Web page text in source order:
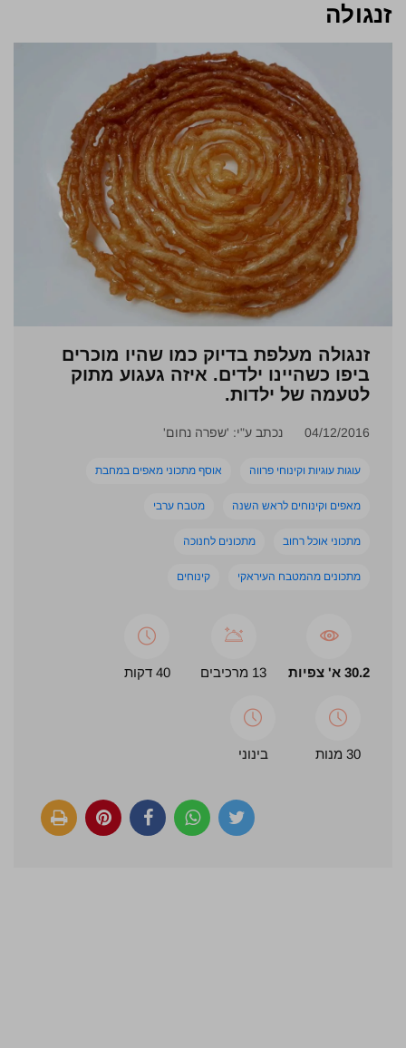
זנגולה
זנגולה מעלפת בדיוק כמו שהיו מוכרים
ביפו כשהיינו ילדים. איזה געגוע מתוק
לטעמה של ילדות.
04/12/2016 נכתב ע"י: 'שפרה נחום'
עוגות עוגיות וקינוחי פרווה אוסף מתכוני מאפים במחבת
מאפים וקינוחים לראש השנה מטבח ערבי
מתכוני אוכל רחוב מתכונים לחנוכה
מתכונים מהמטבח העיראקי קינוחים
30.2 א' צפיות 13 מרכיבים 40 דקות
30 מנות בינוני